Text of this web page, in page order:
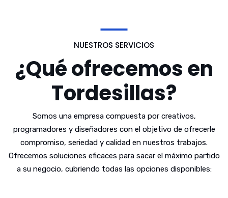
NUESTROS SERVICIOS
¿Qué ofrecemos en
Tordesillas?
Somos una empresa compuesta por creativos,
programadores y diseñadores con el objetivo de ofrecerle
compromiso, seriedad y calidad en nuestros trabajos.
Ofrecemos soluciones eficaces para sacar el máximo partido
a su negocio, cubriendo todas las opciones disponibles: